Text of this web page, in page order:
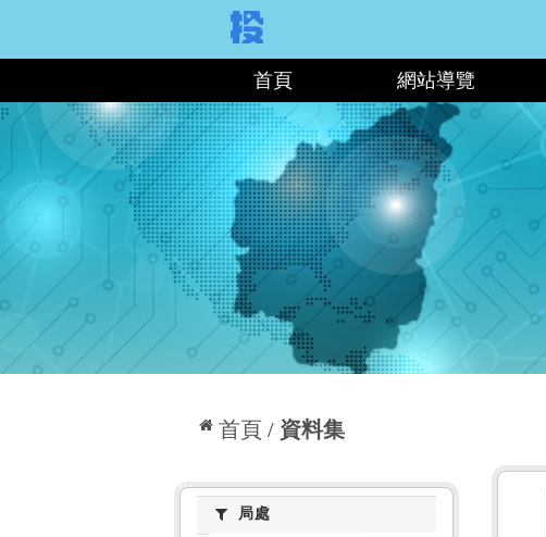
首頁 網站導覽
首頁 資料集
局處局處